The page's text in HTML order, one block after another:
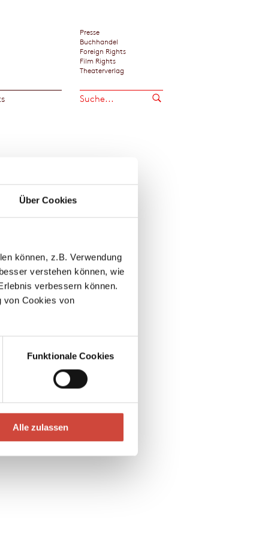
Über Cookies
können, z.B. Verwendung
verstehen können, wie
verbessern können.
von Cookies von
Funktionale Cookies
Alle zulassen
Presse
Buchhandel
Foreign Rights
Film Rights
Theaterverlag